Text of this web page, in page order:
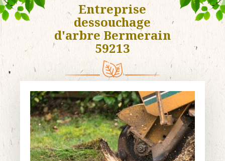
Entreprise
dessouchage
d'arbre Bermerain
59213